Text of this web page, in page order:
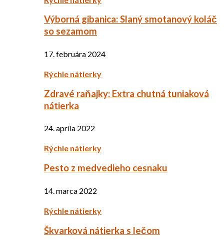
Výborná gibanica: Slaný smotanový koláč
so sezamom
17. februára 2024
Rýchle nátierky
Zdravé raňajky: Extra chutná tuniaková
nátierka
24. apríla 2022
Rýchle nátierky
Pesto z medvedieho cesnaku
14. marca 2022
Rýchle nátierky
Škvarková nátierka s lečom